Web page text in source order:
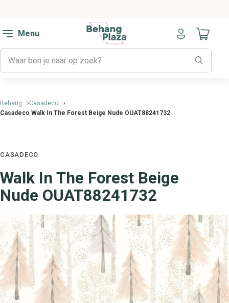
Menu
Naar
Behang
Casadeco
Casadeco Walk In The Forest Beige Nude OUAT88241732
CASADECO
Walk In The Forest Beige
Nude OUAT88241732